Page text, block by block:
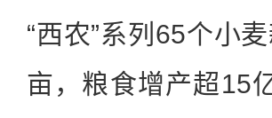
“西农”系列65个小
亩，粮食增产超15